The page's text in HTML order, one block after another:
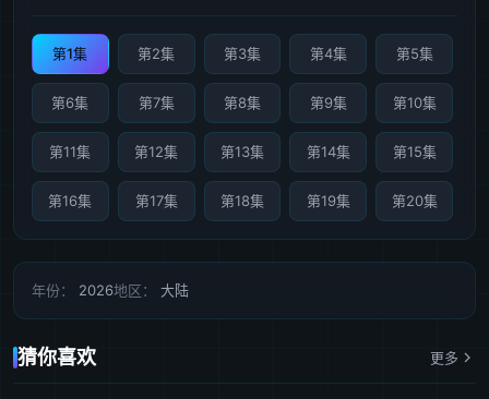
第1集 第2集 第3集 第4集 第5集
第6集 第7集 第8集 第9集 第10集
第11集 第12集 第13集 第14集 第15集
第16集 第17集 第18集 第19集 第20集
年份： 2026地区： 大陆
猜你喜欢 更多